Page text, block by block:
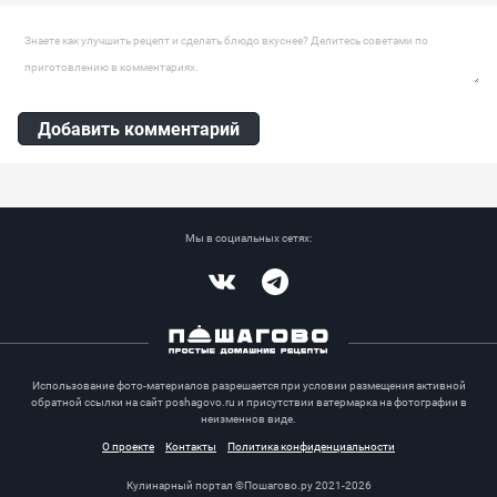
Оставить комментарий
Добавить комментарий
Мы в социальных сетях:
Использование фото-материалов разрешается при условии размещения активной
обратной ссылки на сайт poshagovo.ru и присутствии ватермарка на фотографии в
неизменнов виде.
О проекте
Контакты Политика конфиденциальности
Кулинарный портал ©Пошагово.ру 2021-2026